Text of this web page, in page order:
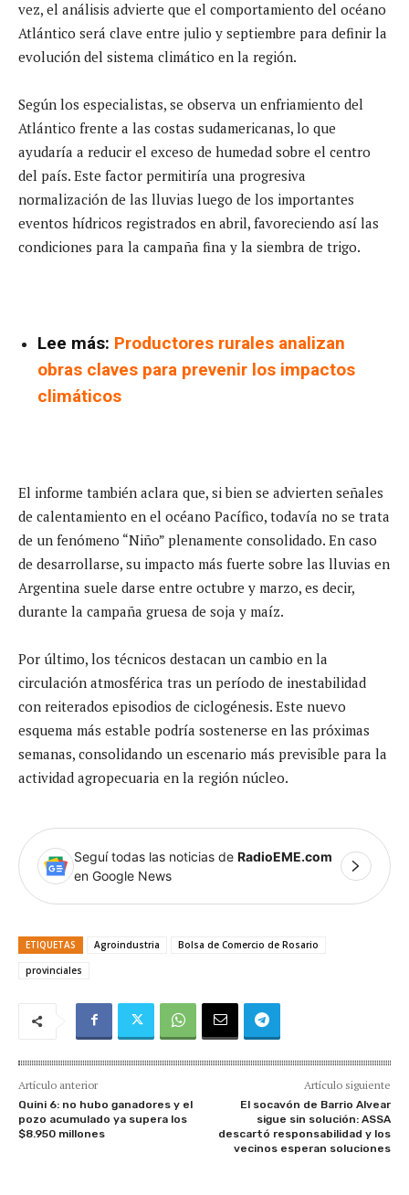
vez, el análisis advierte que el comportamiento del océano
Atlántico será clave entre julio y septiembre para definir la
evolución del sistema climático en la región.
Según los especialistas, se observa un enfriamiento del
Atlántico frente a las costas sudamericanas, lo que
ayudaría a reducir el exceso de humedad sobre el centro
del país. Este factor permitiría una progresiva
normalización de las lluvias luego de los importantes
eventos hídricos registrados en abril, favoreciendo así las
condiciones para la campaña fina y la siembra de trigo.
Lee más: Productores rurales analizan
obras claves para prevenir los impactos
climáticos
El informe también aclara que, si bien se advierten señales
de calentamiento en el océano Pacífico, todavía no se trata
de un fenómeno “Niño” plenamente consolidado. En caso
de desarrollarse, su impacto más fuerte sobre las lluvias en
Argentina suele darse entre octubre y marzo, es decir,
durante la campaña gruesa de soja y maíz.
Por último, los técnicos destacan un cambio en la
circulación atmosférica tras un período de inestabilidad
con reiterados episodios de ciclogénesis. Este nuevo
esquema más estable podría sostenerse en las próximas
semanas, consolidando un escenario más previsible para la
actividad agropecuaria en la región núcleo.
Seguí todas las noticias de RadioEME.com
en Google News
ETIQUETAS Agroindustria
Bolsa de Comercio de Rosario
provinciales
Artículo anterior
Quini 6: no hubo ganadores y el
pozo acumulado ya supera los
$8.950 millones
Artículo siguiente
El socavón de Barrio Alvear
sigue sin solución: ASSA
descartó responsabilidad y los
vecinos esperan soluciones